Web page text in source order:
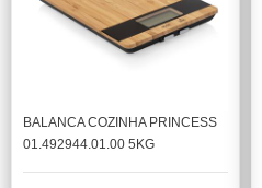
BALANCA COZINHA PRINCESS
01.492944.01.00 5KG